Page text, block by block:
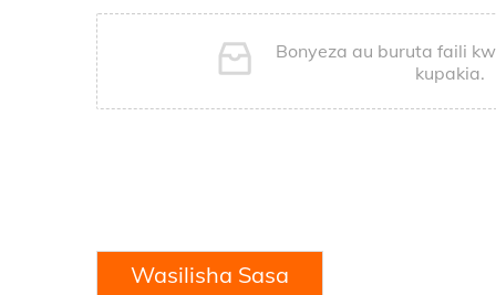
Bonyeza au buruta faili
kupakia.
Wasilisha Sasa